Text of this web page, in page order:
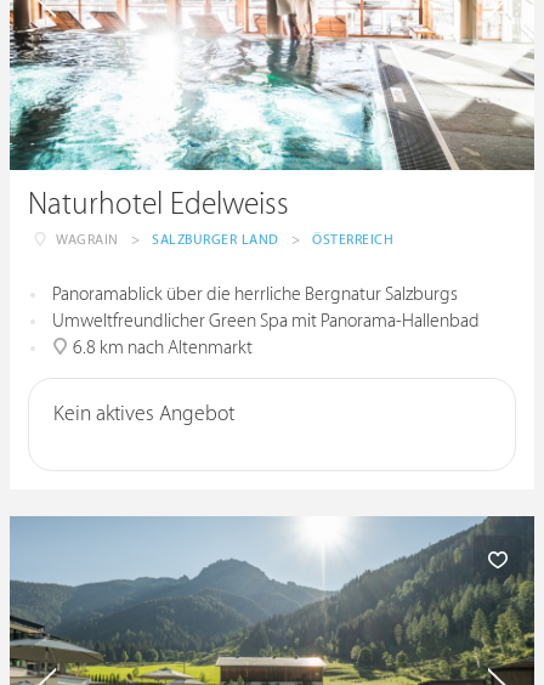
Naturhotel Edelweiss
WAGRAIN > SALZBURGER LAND > ÖSTERREICH
Panoramablick über die herrliche Bergnatur Salzburgs
Umweltfreundlicher Green Spa mit Panorama-Hallenbad
6.8 km nach Altenmarkt
Kein aktives Angebot